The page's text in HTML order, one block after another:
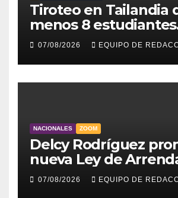
Tiroteo en Tailandia
menos 8 estudiantes
muertos y 30 heridos
07/08/2026 EQUIPO DE
NACIONALES ZOOM
Delcy Rodríguez
nueva Ley de
para atender a
damnificadas
07/08/2026 EQUIPO DE